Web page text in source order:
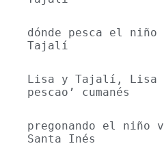
dónde pesca el
Tajalí
Lisa y Tajalí, Lisa
pescao’ cumanés
pregonando el niño
Santa Inés